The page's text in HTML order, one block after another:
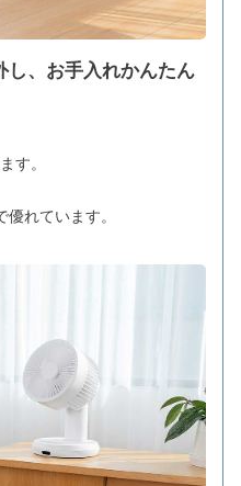
し、お手入れかんたん
す。
れています。